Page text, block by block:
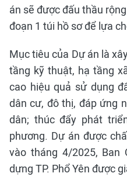
án sẽ được đấu thầu
đoạn 1 túi hồ sơ để lựa
Mục tiêu của Dự án là
tầng kỹ thuật, hạ tầng
cao hiệu quả sử dụng
dân cư, đô thị, đáp ứng
dân; thúc đẩy phát
phương. Dự án được
vào tháng 4/2025,
dựng TP. Phổ Yên được